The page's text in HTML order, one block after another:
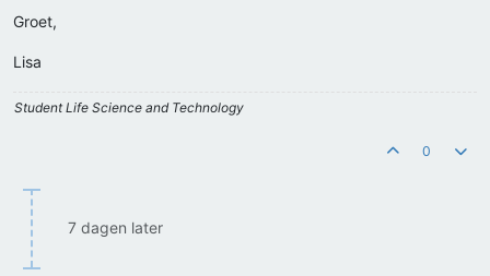
Groet,
Lisa
Student Life Science and Technology
0
7 dagen later